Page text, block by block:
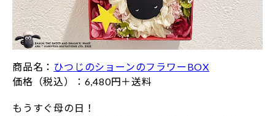
商品名： ひつじのショーンのフラワーBOX
価格（税込）：6,480円＋送料
もうすぐ母の日！